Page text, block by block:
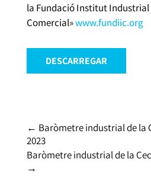
la Fundació Institut Industrial
Comercial»www.fundiic.org
DESCARREGAR
← Baròmetre industrial de la
2023
Baròmetre industrial de la
→